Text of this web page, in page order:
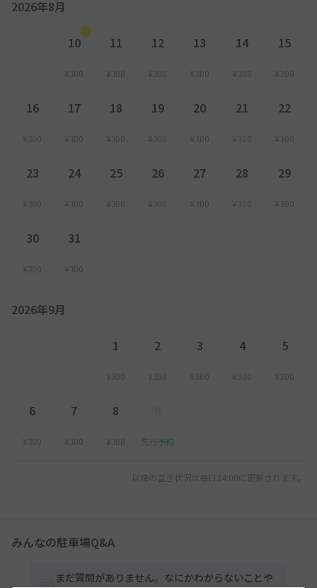
2026年8月
10
¥300
11
¥300
12
¥300
13
¥300
14
¥300
15
¥300
16
¥300
17
¥300
18
¥300
19
¥300
20
¥300
21
¥300
22
¥300
23
¥300
24
¥300
25
¥300
26
¥300
27
¥300
28
¥300
29
¥300
30
¥300
31
¥300
2026年9月
1
¥300
2
¥300
3
¥300
4
¥300
5
¥300
6
¥300
7
¥300
8
¥300 先行予約
以降の空き状況は毎日24:00に更新されます。
みんなの駐車場Q&A
まだ質問がありません。なにかわからないことや